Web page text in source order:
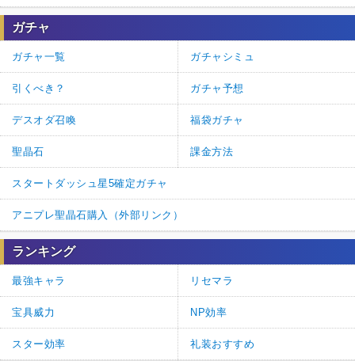
ガチャ
ガチャ一覧 ガチャシミュ
引くべき？ ガチャ予想
デスオダ召喚 福袋ガチャ
聖晶石 課金方法
スタートダッシュ星5確定ガチャ
アニプレ聖晶石購入（外部リンク）
ランキング
最強キャラ リセマラ
宝具威力 NP効率
スター効率 礼装おすすめ